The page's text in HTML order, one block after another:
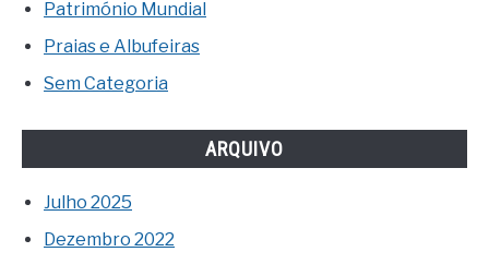
Património Mundial
Praias e Albufeiras
Sem Categoria
ARQUIVO
Julho 2025
Dezembro 2022